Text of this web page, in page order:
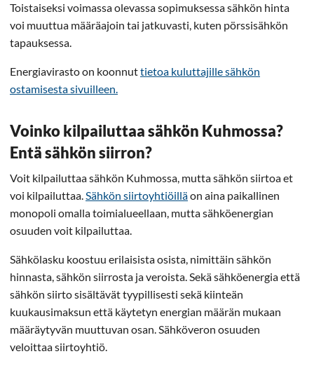
Toistaiseksi voimassa olevassa sopimuksessa sähkön hinta
voi muuttua määräajoin tai jatkuvasti, kuten pörssisähkön
tapauksessa.
Energiavirasto on koonnuttietoa kuluttajille sähkön
ostamisesta sivuilleen.
Voinko kilpailuttaa sähkön Kuhmossa?
Entä sähkön siirron?
Voit kilpailuttaa sähkön Kuhmossa, mutta sähkön siirtoa et
voi kilpailuttaa.Sähkön siirtoyhtiöilläon aina paikallinen
monopoli omalla toimialueellaan, mutta sähköenergian
osuuden voit kilpailuttaa.
Sähkölasku koostuu erilaisista osista, nimittäin sähkön
hinnasta, sähkön siirrosta ja veroista. Sekä sähköenergia että
sähkön siirto sisältävät tyypillisesti sekä kiinteän
kuukausimaksun että käytetyn energian määrän mukaan
määräytyvän muuttuvan osan. Sähköveron osuuden
veloittaa siirtoyhtiö.